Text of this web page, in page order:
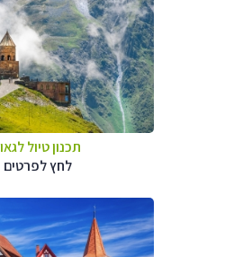
תכנון טיול
לחץ לפרטים